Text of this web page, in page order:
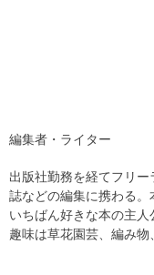
編集者・ライター
出版社勤務を経てフリ
誌などの編集に携わる。
いちばん好きな本の主人
趣味は草花園芸、編み物